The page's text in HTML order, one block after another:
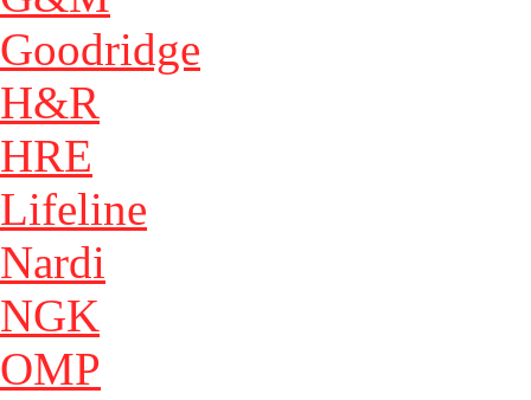
Goodridge
H&R
HRE
Lifeline
Nardi
NGK
OMP